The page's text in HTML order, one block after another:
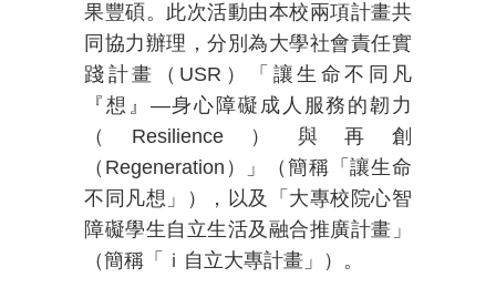
果豐碩。此次活動由本校兩項計畫共
同協力辦理，分別為大學社會責任實
踐計畫（ USR ）「讓生命不同凡
『想』 —身心障礙成人服務的韌力
（ Resilience）與再創
（ Regeneration ）」（簡稱「讓生命
不同凡想」），以及「大專校院心智
障礙學生自立生活及融合推廣計畫」
（簡稱「ｉ自立大專計畫」）。